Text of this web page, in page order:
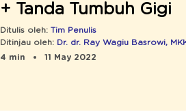
+ Tanda Tumbuh Gigi
Ditulis oleh: Tim Penulis
Ditinjau oleh: Dr. dr. Ray Wagiu Basrowi,
4 min
11 May 2022